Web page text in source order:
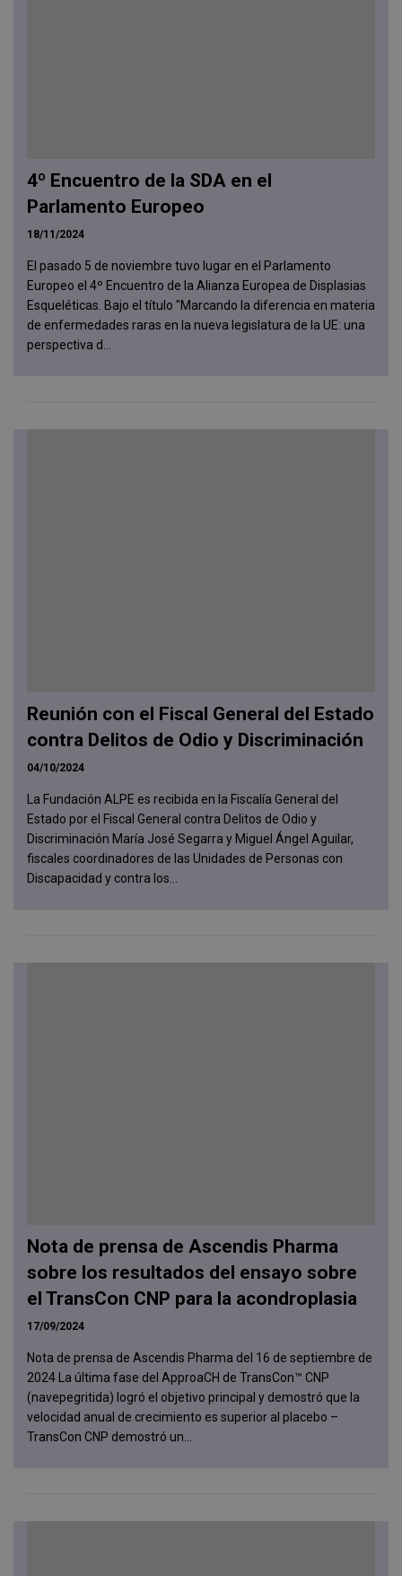
4º Encuentro de la SDA en el
Parlamento Europeo
18/11/2024
El pasado 5 de noviembre tuvo lugar en el Parlamento
Europeo el 4º Encuentro de la Alianza Europea de Displasias
Esqueléticas. Bajo el título "Marcando la diferencia en materia
de enfermedades raras en la nueva legislatura de la UE: una
perspectiva d...
Reunión con el Fiscal General del Estado
contra Delitos de Odio y Discriminación
04/10/2024
La Fundación ALPE es recibida en la Fiscalía General del
Estado por el Fiscal General contra Delitos de Odio y
Discriminación María José Segarra y Miguel Ángel Aguilar,
fiscales coordinadores de las Unidades de Personas con
Discapacidad y contra los...
Nota de prensa de Ascendis Pharma
sobre los resultados del ensayo sobre
el TransCon CNP para la acondroplasia
17/09/2024
Nota de prensa de Ascendis Pharma del 16 de septiembre de
2024 La última fase del ApproaCH de TransCon™ CNP
(navepegritida) logró el objetivo principal y demostró que la
velocidad anual de crecimiento es superior al placebo –
TransCon CNP demostró un...